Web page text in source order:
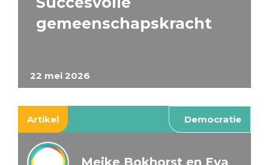
22 mei 2026
gemeenschapskracht
Artikel Democratie
Meike Bokhorst en Eva